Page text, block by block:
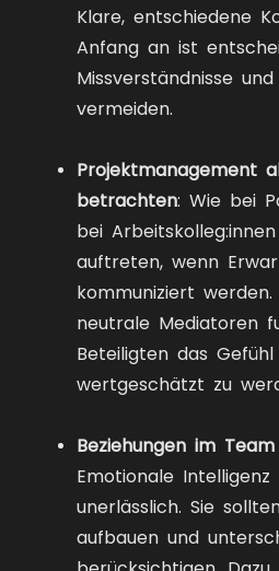
Klare, entschiedene
Anfang an ist
Missverständnisse
vermeiden.
Projektmanagement
betrachten: Wie bei
bei
auftreten, wenn
kommuniziert
neutrale Mediatoren
Beteiligten das
wertgeschätzt zu
Beziehungen im
Emotionale Intelligenz
unerlässlich. Sie
aufbauen und
berücksichtigen.